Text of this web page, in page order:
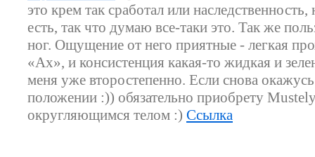
это крем так сработал или
есть, так что думаю все-таки это. Так же
ног. Ощущение от него приятные - легкая
«Ах», и консистенция какая-то жидкая и
меня уже второстепенно. Если снова
положении :)) обязательно приобрету
округляющимся телом :) Ссылка